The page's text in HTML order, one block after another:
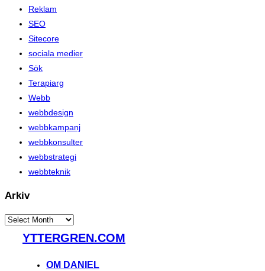
Reklam
SEO
Sitecore
sociala medier
Sök
Terapiarg
Webb
webbdesign
webbkampanj
webbkonsulter
webbstrategi
webbteknik
Arkiv
Arkiv
YTTERGREN.COM
OM DANIEL